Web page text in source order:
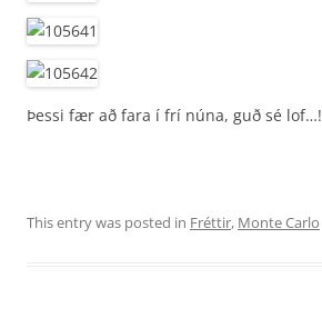
Þessi fær að fara í frí núna, guð sé lof…!
This entry was posted in Fréttir, Monte Carlo